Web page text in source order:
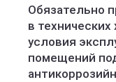
Обязательно
в технических
условия
помещений